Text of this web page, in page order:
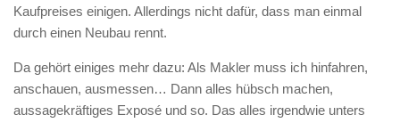
Kaufpreises einigen. Allerdings nicht dafür, dass man einmal
durch einen Neubau rennt.
Da gehört einiges mehr dazu: Als Makler muss ich hinfahren,
anschauen, ausmessen… Dann alles hübsch machen,
aussagekräftiges Exposé und so. Das alles irgendwie unters